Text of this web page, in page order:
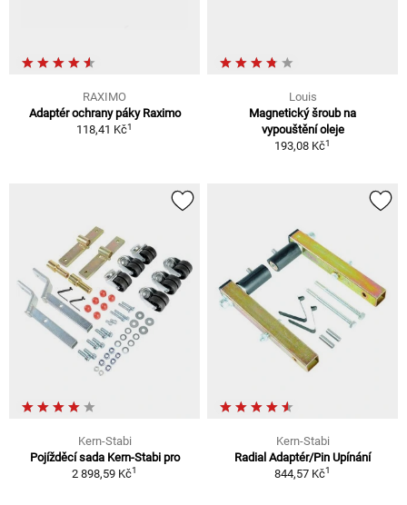
RAXIMO
Adaptér ochrany páky Raximo
118,41 Kč1
Louis
Magnetický šroub na
vypouštění oleje
193,08 Kč1
Kern-Stabi
Pojížděcí sada Kern-Stabi pro
2 898,59 Kč1
Kern-Stabi
Radial Adaptér/Pin Upínání
844,57 Kč1